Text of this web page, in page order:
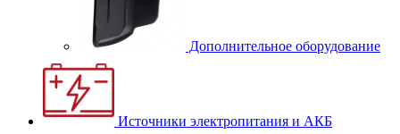
Дополнительное оборудование
Источники электропитания и АКБ